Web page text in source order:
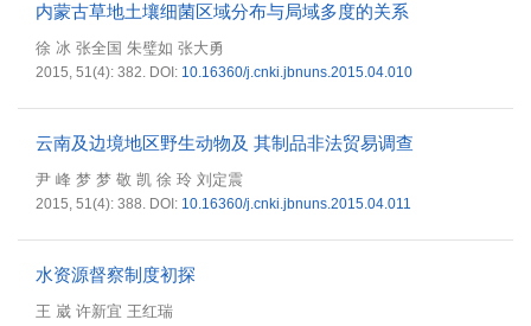
内蒙古草地土壤细菌区域分布与局域多度的关系
徐 冰 张全国 朱璧如 张大勇
2015, 51(4): 382. DOI: 10.16360/j.cnki.jbnuns.2015.04.010
云南及边境地区野生动物及 其制品非法贸易调查
尹 峰 梦 梦 敬 凯 徐 玲 刘定震
2015, 51(4): 388. DOI: 10.16360/j.cnki.jbnuns.2015.04.011
水资源督察制度初探
王 崴 许新宜 王红瑞